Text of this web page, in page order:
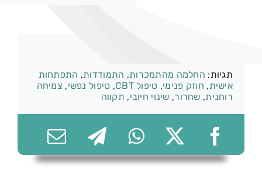
תגיות: החלמה מהתמכרות, התמודדות, התפתחות
אישית, חוזק פנימי, טיפול CBT , טיפול נפשי, צמיחה
רוחנית, שחרור, שינוי חיובי, תקווה